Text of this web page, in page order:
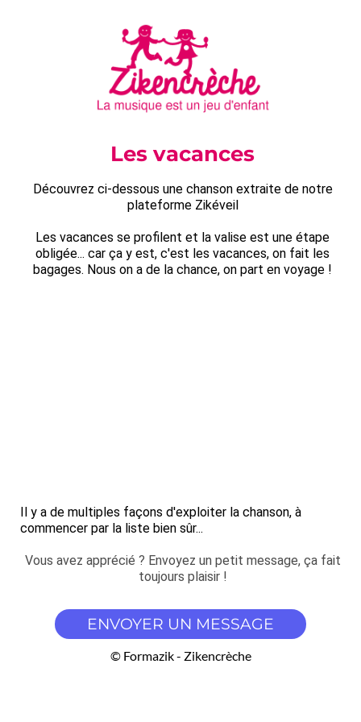
Les vacances
Découvrez ci-dessous une chanson extraite de notre
plateforme Zikéveil
Les vacances se profilent et la valise est une étape
obligée... car ça y est, c'est les vacances, on fait les
bagages. Nous on a de la chance, on part en voyage !
Il y a de multiples façons d'exploiter la chanson, à
commencer par la liste bien sûr...
Vous avez apprécié ? Envoyez un petit message, ça fait
toujours plaisir !
ENVOYER UN MESSAGE
© Formazik - Zikencrèche